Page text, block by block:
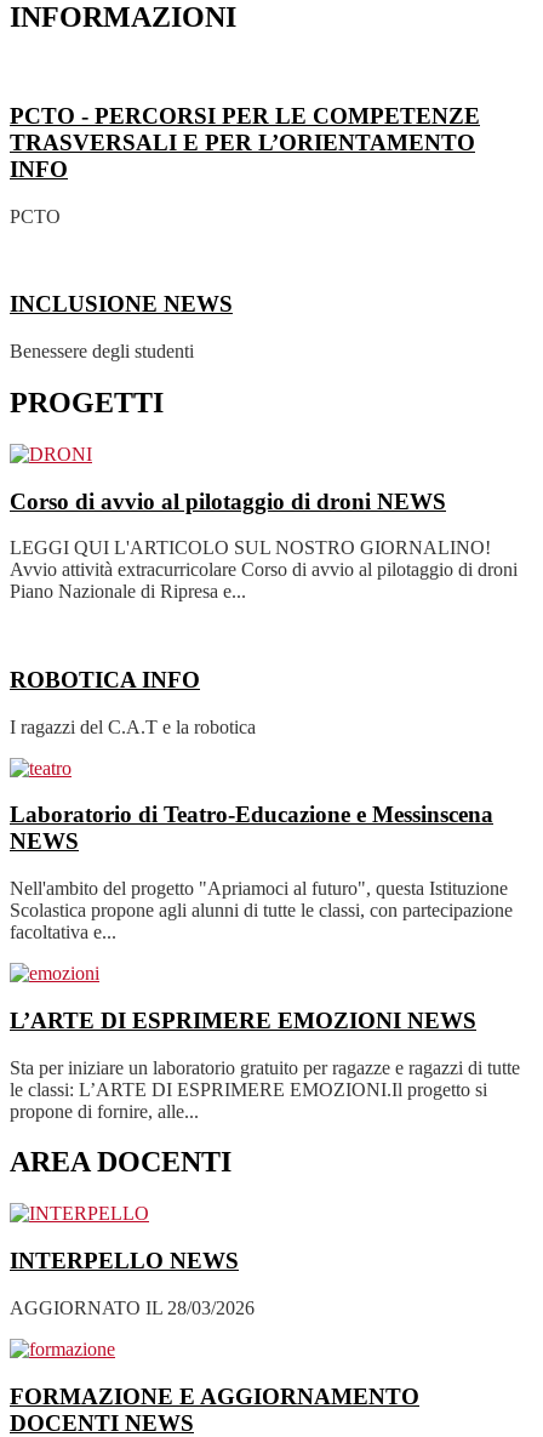
INFORMAZIONI
PCTO - PERCORSI PER LE COMPETENZE
TRASVERSALI E PER L’ORIENTAMENTO
INFO
PCTO
INCLUSIONE NEWS
Benessere degli studenti
PROGETTI
Corso di avvio al pilotaggio di droni NEWS
LEGGI QUI L'ARTICOLO SUL NOSTRO GIORNALINO!
Avvio attività extracurricolare Corso di avvio al pilotaggio di droni
Piano Nazionale di Ripresa e...
ROBOTICA INFO
I ragazzi del C.A.T e la robotica
Laboratorio di Teatro-Educazione e Messinscena
NEWS
Nell'ambito del progetto "Apriamoci al futuro", questa Istituzione
Scolastica propone agli alunni di tutte le classi, con partecipazione
facoltativa e...
L’ARTE DI ESPRIMERE EMOZIONI NEWS
Sta per iniziare un laboratorio gratuito per ragazze e ragazzi di tutte
le classi: L’ARTE DI ESPRIMERE EMOZIONI.Il progetto si
propone di fornire, alle...
AREA DOCENTI
INTERPELLO NEWS
AGGIORNATO IL 28/03/2026
FORMAZIONE E AGGIORNAMENTO
DOCENTI NEWS